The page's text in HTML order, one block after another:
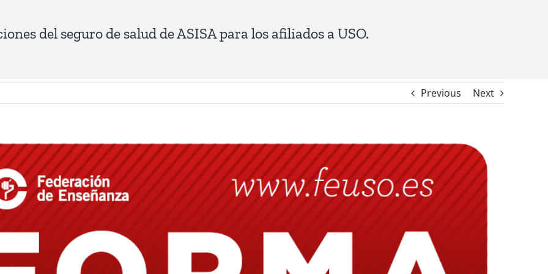
del seguro de salud de ASISA para los afiliados a USO.
Previous Next